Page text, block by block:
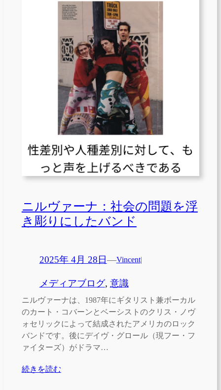
ニルヴァーナ：社会の問題を浮
き彫りにしたバンド
2025年 4月 28日—Vincent|
メディアブログ, 意識
ニルヴァーナは、1987年にギタリスト兼ボーカル
のカート・コバーンとベーシストのクリス・ノヴ
ォセリックによって結成されたアメリカのロック
バンドです。後にデイヴ・グロール（現フー・フ
ァイターズ）がドラマ…
続きを読む